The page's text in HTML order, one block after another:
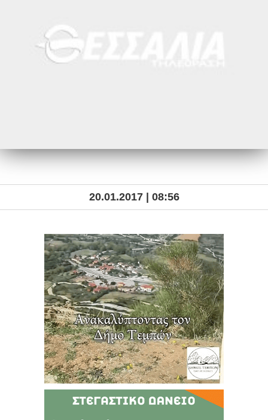
20.01.2017 | 08:56